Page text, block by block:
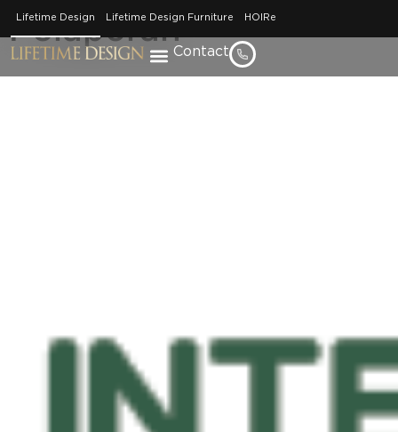
Lifetime Design Lifetime Design Furniture HOIRe
Contact
Pelaporan
Home / Whistleblower